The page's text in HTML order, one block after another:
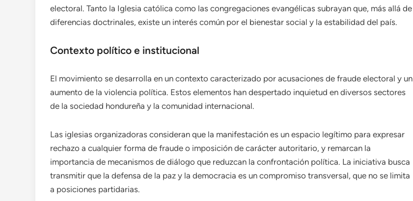
electoral. Tanto la Iglesia católica como las congregaciones evangélicas subrayan que, más allá de
diferencias doctrinales, existe un interés común por el bienestar social y la estabilidad del país.
Contexto político e institucional
El movimiento se desarrolla en un contexto caracterizado por acusaciones de fraude electoral y un
aumento de la violencia política. Estos elementos han despertado inquietud en diversos sectores
de la sociedad hondureña y la comunidad internacional.
Las iglesias organizadoras consideran que la manifestación es un espacio legítimo para expresar
rechazo a cualquier forma de fraude o imposición de carácter autoritario, y remarcan la
importancia de mecanismos de diálogo que reduzcan la confrontación política. La iniciativa busca
transmitir que la defensa de la paz y la democracia es un compromiso transversal, que no se limita
a posiciones partidarias.